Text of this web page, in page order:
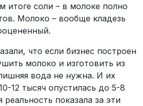
итоге соли – в молоке полно
Молоко – вообще кладезь
что если бизнес построен
молоко и изготовить из
вода не нужна. И их
12 тысяч опустилась до 5-8
реальность показала за эти